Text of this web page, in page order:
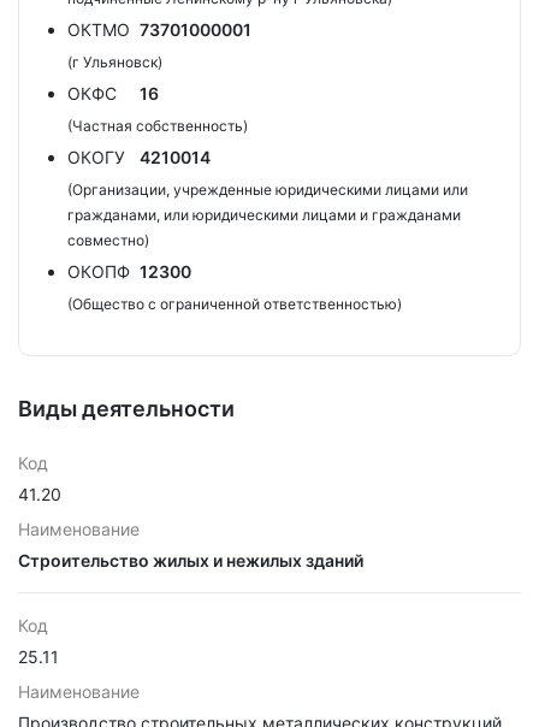
ОКТМО 73701000001
(г Ульяновск)
ОКФС 16
(Частная собственность)
ОКОГУ 4210014
(Организации, учрежденные юридическими лицами или
гражданами, или юридическими лицами и гражданами
совместно)
ОКОПФ 12300
(Общество с ограниченной ответственностью)
Виды деятельности
Код
41.20
Наименование
Строительство жилых и нежилых зданий
Код
25.11
Наименование
Производство строительных металлических конструкций,